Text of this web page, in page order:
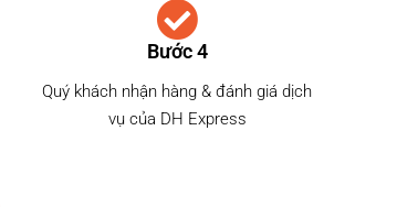
Bước 4
Quý khách nhận hàng & đánh giá dịch
vụ của DH Express